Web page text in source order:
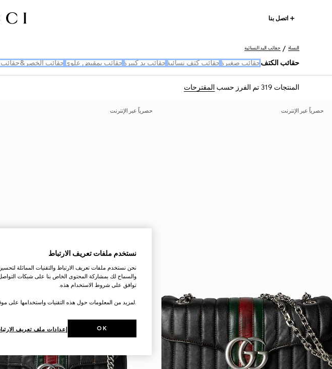
اتصل بنا
النساء حقائب اليد النسائية
حقائب الكتف حقائب صغيرة حقائب كتف نسائية حقائب يد كبيرة حقائب بمقبض علوي حقائب الخصر&حقائب
المنتجات 319 تم الفرز حسب المقترحات
حصرياً عبر الإنترنت حصرياً عبر الإنترنت
نستخدم ملفات تعريف الارتباط
نحن نستخدم ملفات تعريف الارتباط والتقنيات المماثلة
والسماح لك بمشاركة المحتوى الخاص بنا على شبكات
توافق على شروط الاستخدام هذه.
.لمزيد من المعلومات حول هذه التقنيات واستخدامها على
إعدادات ملف تعريف OK